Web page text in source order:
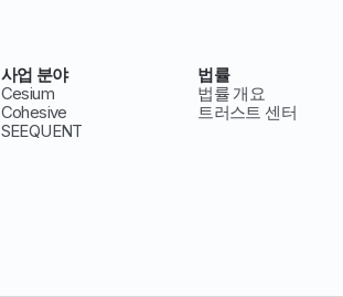
사업 분야
Cesium
Cohesive
SEEQUENT
법률
법률 개요
트러스트 센터